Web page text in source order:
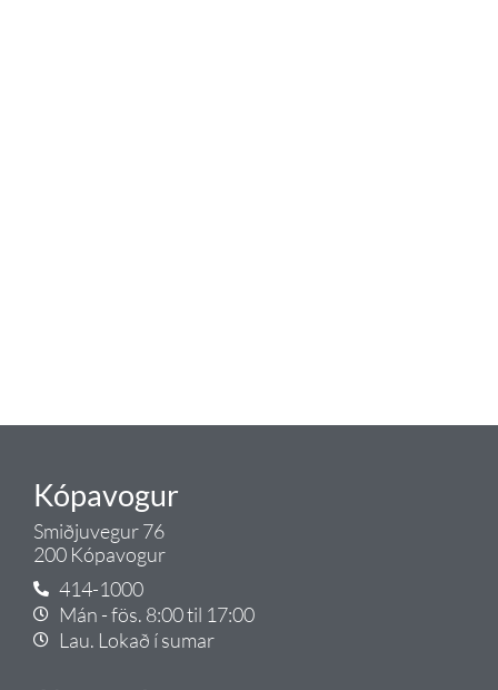
Kópavogur
Smiðjuvegur 76
200 Kópavogur
414-1000
Mán - fös. 8:00 til 17:00
Lau. Lokað í sumar